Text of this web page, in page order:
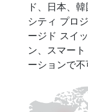
ド、日本、
シティ プロ
ージド スイ
ン、スマー
ーションで不